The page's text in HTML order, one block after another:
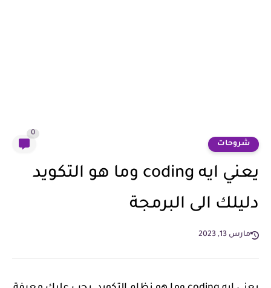
شروحات
0
يعني ايه coding وما هو التكويد
دليلك الى البرمجة
مارس 13, 2023